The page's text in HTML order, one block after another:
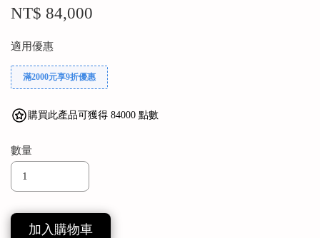
NT$ 84,000
適用優惠
滿2000元享9折優惠
購買此產品可獲得 84000 點數
數量
加入購物車